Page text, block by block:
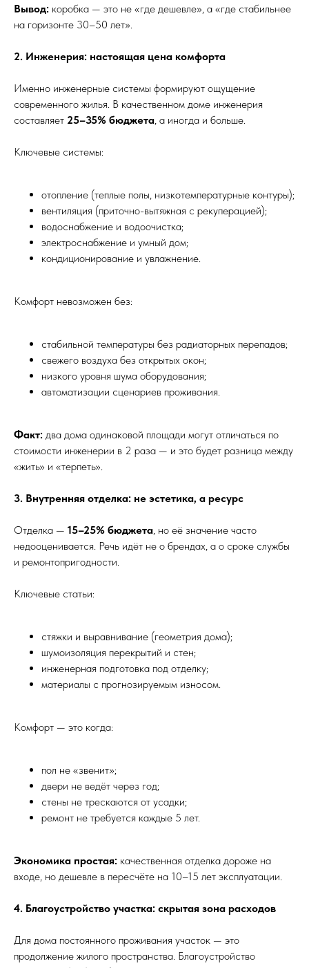
Вывод: коробка — это не «где дешевле», а «где стабильнее
на горизонте 30–50 лет».
2. Инженерия: настоящая цена комфорта
Именно инженерные системы формируют ощущение
современного жилья. В качественном доме инженерия
составляет 25–35% бюджета, а иногда и больше.
Ключевые системы:
отопление (теплые полы, низкотемпературные контуры);
вентиляция (приточно-вытяжная с рекуперацией);
водоснабжение и водоочистка;
электроснабжение и умный дом;
кондиционирование и увлажнение.
Комфорт невозможен без:
стабильной температуры без радиаторных перепадов;
свежего воздуха без открытых окон;
низкого уровня шума оборудования;
автоматизации сценариев проживания.
Факт: два дома одинаковой площади могут отличаться по
стоимости инженерии в 2 раза — и это будет разница между
«жить» и «терпеть».
3. Внутренняя отделка: не эстетика, а ресурс
Отделка — 15–25% бюджета, но её значение часто
недооценивается. Речь идёт не о брендах, а о сроке службы
и ремонтопригодности.
Ключевые статьи:
стяжки и выравнивание (геометрия дома);
шумоизоляция перекрытий и стен;
инженерная подготовка под отделку;
материалы с прогнозируемым износом.
Комфорт — это когда:
пол не «звенит»;
двери не ведёт через год;
стены не трескаются от усадки;
ремонт не требуется каждые 5 лет.
Экономика простая: качественная отделка дороже на
входе, но дешевле в пересчёте на 10–15 лет эксплуатации.
4. Благоустройство участка: скрытая зона расходов
Для дома постоянного проживания участок — это
продолжение жилого пространства. Благоустройство